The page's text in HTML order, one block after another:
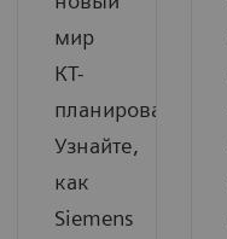
мир
КТ-
планирования.
Узнайте,
как
Siemens